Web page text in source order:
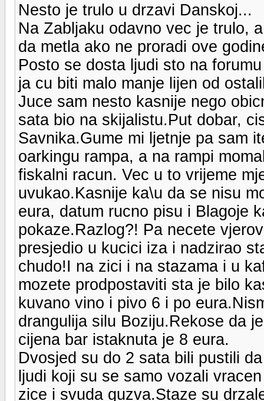
Nesto je trulo u drzavi Danskoj...
Na Zabljaku odavno vec je trulo,
da metla ako ne proradi ove
Posto se dosta ljudi sto na
ja cu biti malo manje lijen od
Juce sam nesto kasnije nego
sata bio na skijalistu.Put dobar,
Savnika.Gume mi ljetnje pa sam
oarkingu rampa, a na rampi
fiskalni racun. Vec u to vrijeme
uvukao.Kasnije ka\u da se nisu
eura, datum rucno pisu i Blagoje
pokaze.Razlog?! Pa necete
presjedio u kucici iza i nadzirao
chudo!I na zici i na stazama i u
mozete prodpostaviti sta je bilo
kuvano vino i pivo 6 i po
drangulija silu Boziju.Rekose da
cijena bar istaknuta je 8 eura.
Dvosjed su do 2 sata bili pustili
ljudi koji su se samo vozali
zice i svuda guzva.Staze su